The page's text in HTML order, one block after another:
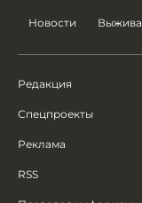
Новости
Редакция
Спецпроекты
Реклама
RSS